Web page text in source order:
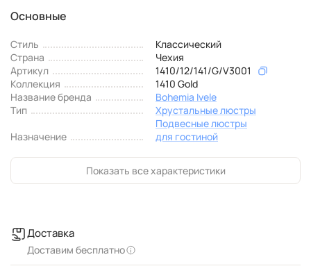
Основные
Стиль
Классический
Страна
Чехия
Артикул
1410/12/141/G/V3001
Коллекция
1410 Gold
Название бренда
Bohemia Ivele
Тип
Хрустальные люстры
Подвесные люстры
Назначение
для гостиной
Показать все характеристики
Доставка
Доставим бесплатно